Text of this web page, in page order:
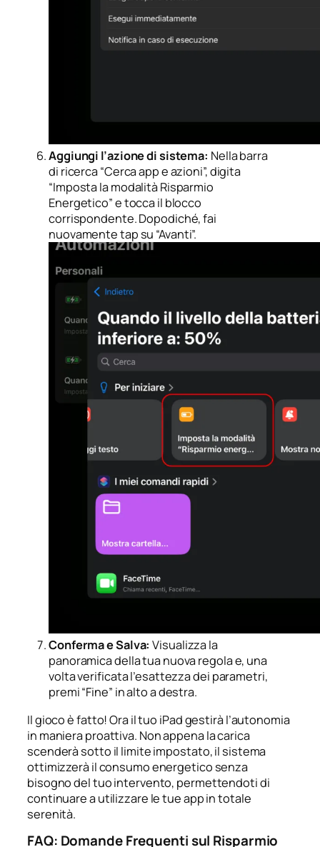
Aggiungi l’azione di sistema: Nella barra
di ricerca “Cerca app e azioni”, digita
“Imposta la modalità Risparmio
Energetico” e tocca il blocco
corrispondente. Dopodiché, fai
nuovamente tap su “Avanti”.
Conferma e Salva: Visualizza la
panoramica della tua nuova regola e, una
volta verificata l’esattezza dei parametri,
premi “Fine” in alto a destra.
Il gioco è fatto! Ora il tuo iPad gestirà l’autonomia
in maniera proattiva. Non appena la carica
scenderà sotto il limite impostato, il sistema
ottimizzerà il consumo energetico senza
bisogno del tuo intervento, permettendoti di
continuare a utilizzare le tue app in totale
serenità.
FAQ: Domande Frequenti sul Risparmio